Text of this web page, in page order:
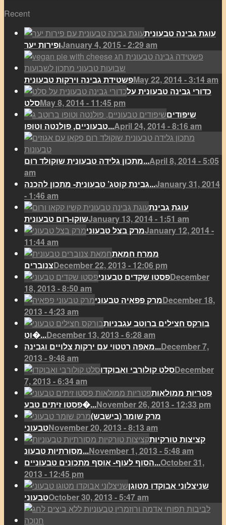
Recent
עוגת גבינה טבעונית
ופירות יערJanuary 4, 2015 - 2:29 am
פשטידת גבינה וירקות טבעוניתMay 22, 2014 - 3:14 am
כדורי גבינה טבעונית על
סלטMay 8, 2014 - 11:45 pm
שיפודים
טבעוניים, פולנטה וטופו...April 24, 2014 - 8:16 am
מתכון גלידה טבעונית שוקולד רום...April 8, 2014 - 5:05
am
גבינת קוטג’ טבעונית- מתכון להכנה...January 31, 2014
- 1:46 am
עוגת גבינת
שוקו-רום טבעוניתJanuary 13, 2014 - 1:51 am
מרק בצל טבעוניJanuary 12, 2014 -
11:44 am
ממרח חמאת
צנובריםDecember 22, 2013 - 12:06 pm
פסטו שקדים טבעוניDecember
18, 2013 - 8:50 am
מרק פפאיה טבעוניDecember 18,
2013 - 4:23 am
בורקס חצילים ברוטב עגבניות
וט�...December 13, 2013 - 6:28 am
מאפה רטטוי עם ירקות צלויים וגבינה...December 7,
2013 - 9:48 am
סלט קולורבי ואבוקדוDecember
7, 2013 - 6:34 am
פטריות ממולאות
פסטו זיתים טבע�...November 26, 2013 - 12:33 pm
מרק שומר (בישבש)
טבעוניNovember 20, 2013 - 8:13 am
קציצות טורקיות
מסורתיות טבעונ...November 1, 2013 - 5:48 am
הסוף לעוף- אוסף מתכונים טבעוניים...October 31,
2013 - 12:45 pm
שניצלוני אבוקדו מטוגן
טבעוניOctober 30, 2013 - 5:47 am